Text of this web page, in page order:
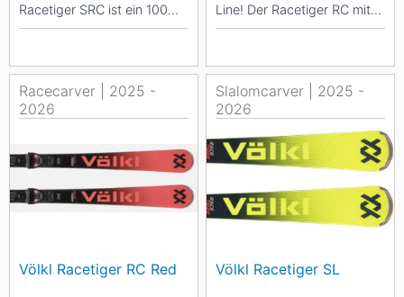
Racetiger SRC ist ein 100%
pistenorientierter Slalomski
Line! Der Racetiger RC mit
Titanalband und
Racecarver | 2025 -
2026
Völkl Racetiger RC Red
Slalomcarver | 2025 -
2026
Völkl Racetiger SL